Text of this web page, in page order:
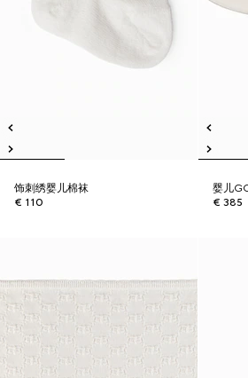
饰刺绣婴儿棉袜
€ 110
婴儿
€ 385